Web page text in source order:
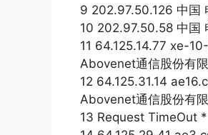
9 202.97.50.126 中国
10 202.97.50.58 中国
11 64.125.14.77 xe-
Abovenet通信股份有
12 64.125.31.14
Abovenet通信股份有
13 Request TimeOut *